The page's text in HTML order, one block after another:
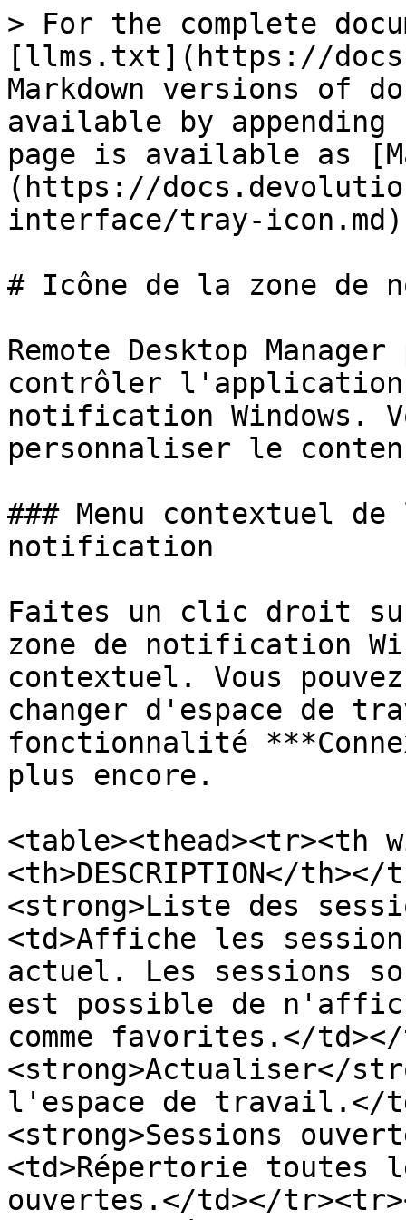
> For the complete
[llms.txt](https://
Markdown versions of
available by
page is available as
(https://
interface/tray-
# Icône de la zone de
Remote Desktop
contrôler l'application
notification Windows.
personnaliser le
### Menu contextuel
notification
Faites un clic droit
zone de notification
contextuel. Vous
changer d'espace de
fonctionnalité
plus encore.
<table><thead><tr><th
<th>DESCRIPTION</
<strong>Liste des
<td>Affiche les
actuel. Les sessions
est possible de
comme favorites.</
<strong>Actualiser</
l'espace de travail.</
<strong>Sessions
<td>Répertorie toutes
ouvertes.</td></